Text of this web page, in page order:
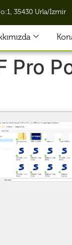
35430 Urla/İzmir
Pro